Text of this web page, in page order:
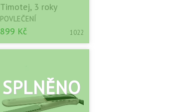
Timotej, 3 roky
POVLEČENÍ
899 Kč 1022